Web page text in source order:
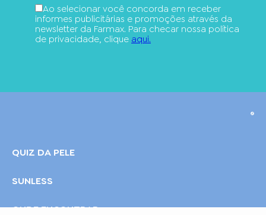
Ao selecionar você concorda em receber
informes publicitárias e promoções através da
newsletter da Farmax. Para checar nossa política
de privacidade, clique aqui.
QUIZ DA PELE
SUNLESS
ONDE ENCONTRAR